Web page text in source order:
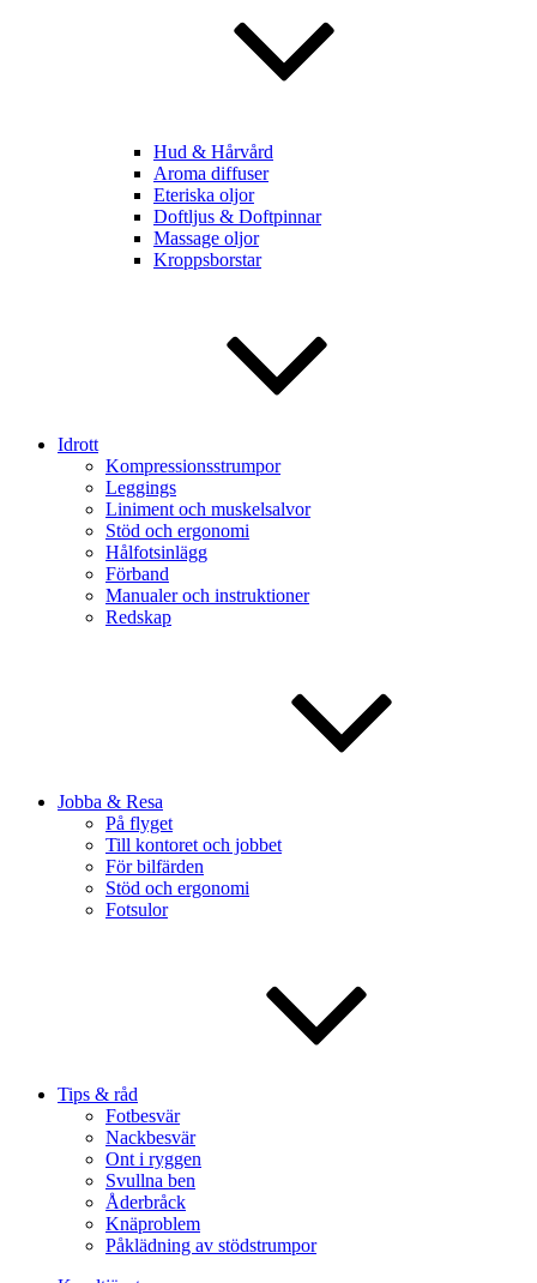
Hud & Hårvård
Aroma diffuser
Eteriska oljor
Doftljus & Doftpinnar
Massage oljor
Kroppsborstar
Idrott
Kompressionsstrumpor
Leggings
Liniment och muskelsalvor
Stöd och ergonomi
Hålfotsinlägg
Förband
Manualer och instruktioner
Redskap
Jobba & Resa
På flyget
Till kontoret och jobbet
För bilfärden
Stöd och ergonomi
Fotsulor
Tips & råd
Fotbesvär
Nackbesvär
Ont i ryggen
Svullna ben
Åderbråck
Knäproblem
Påklädning av stödstrumpor